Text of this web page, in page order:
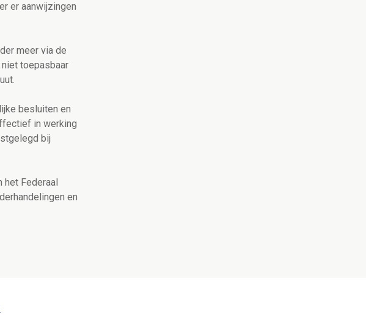
er aanwijzingen
meer via de
toepasbaar
besluiten en
in werking
bij
Federaal
en